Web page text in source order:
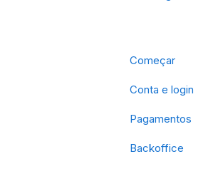
Começar
Conta e login
Pagamentos
Backoffice